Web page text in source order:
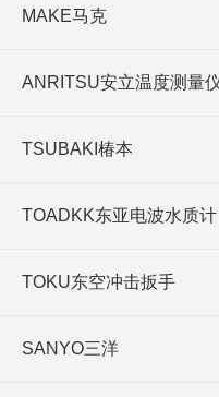
MAKE马克
ANRITSU安立温度测量
TSUBAKI椿本
TOADKK东亚电波水质计
TOKU东空冲击扳手
SANYO三洋